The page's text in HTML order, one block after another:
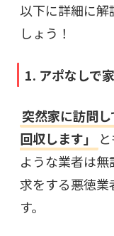
以下に詳細に解
しょう！
1. アポなしで
突然家に訪問
回収します」
ような業者は
求をする悪徳業
す。